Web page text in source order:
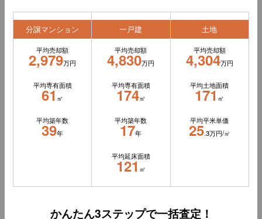
分譲マンション
平均売却額
2,979万円
平均専有面積
61㎡
平均築年数
39年
一戸建
平均売却額
4,830万円
平均専有面積
174㎡
平均築年数
17年
平均延床面積
121㎡
土地
平均売却額
4,304万円
平均土地面積
171㎡
平均平米単価
25.3万円/㎡
かんたん3ステップで一括査定！